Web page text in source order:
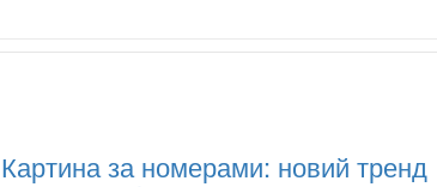
Картина за номерами: новий тренд